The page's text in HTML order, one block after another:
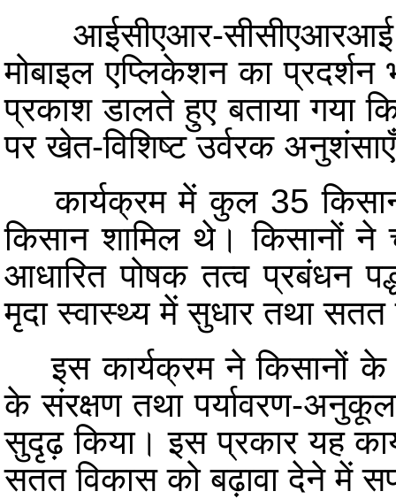
आईसीएआर-सीसीएआरआई
मोबाइल एप्लिकेशन का
प्रकाश डालते हुए बताया गया
पर खेत-विशिष्ट उर्वरक
कार्यक्रम में कुल 35
किसान शामिल थे। किसानों ने
आधारित पोषक तत्व प्रबंधन
मृदा स्वास्थ्य में सुधार तथा
इस कार्यक्रम ने किसानों के
के संरक्षण तथा पर्यावरण-
सुदृढ़ किया। इस प्रकार यह
सतत विकास को बढ़ावा देने में